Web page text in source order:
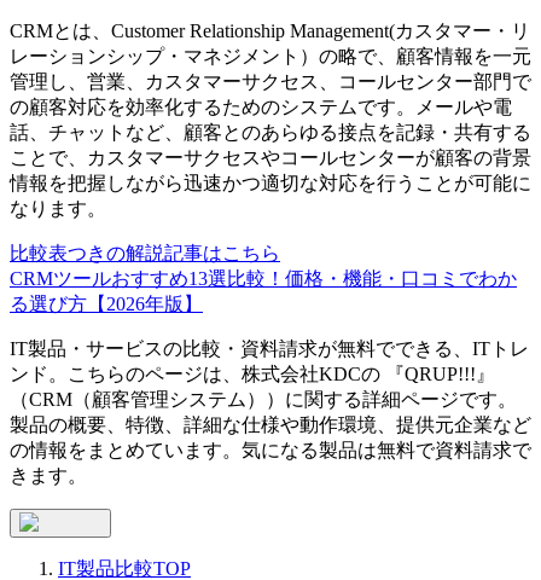
CRMとは、Customer Relationship Management(カスタマー・リ
レーションシップ・マネジメント）の略で、顧客情報を一元
管理し、営業、カスタマーサクセス、コールセンター部門で
の顧客対応を効率化するためのシステムです。メールや電
話、チャットなど、顧客とのあらゆる接点を記録・共有する
ことで、カスタマーサクセスやコールセンターが顧客の背景
情報を把握しながら迅速かつ適切な対応を行うことが可能に
なります。
比較表つきの解説記事はこちら
CRMツールおすすめ13選比較！価格・機能・口コミでわか
る選び方【2026年版】
IT製品・サービスの比較・資料請求が無料でできる、ITトレ
ンド。こちらのページは、 株式会社KDCの 『QRUP!!! 』
（CRM（顧客管理システム）
）に関する詳細ページです。
製品の概要、特徴、詳細な仕様や動作環境、提供元企業など
の情報をまとめています。気になる製品は無料で資料請求で
きます。
IT製品比較TOP